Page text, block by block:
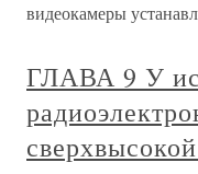
видеокамеры
ГЛАВА 9 У